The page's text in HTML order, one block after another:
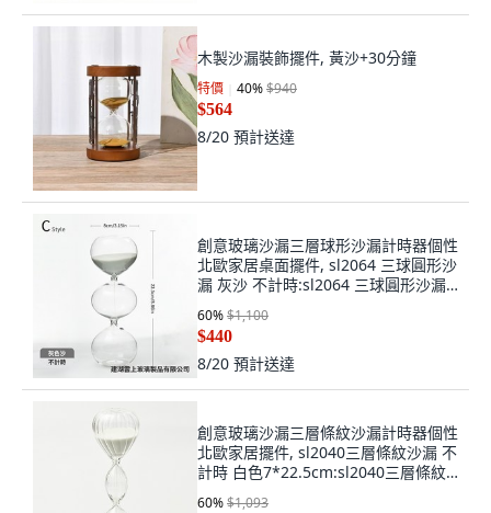
木製沙漏裝飾擺件, 黃沙+30分鐘
特價 40%$940
$564
8/20 預計送達
創意玻璃沙漏三層球形沙漏計時器個性
北歐家居桌面擺件, sl2064 三球圓形沙
漏 灰沙 不計時:sl2064 三球圓形沙漏
灰沙 不計時
60%$1,100
$440
8/20 預計送達
創意玻璃沙漏三層條紋沙漏計時器個性
北歐家居擺件, sl2040三層條紋沙漏 不
計時 白色7*22.5cm:sl2040三層條紋
沙漏 不計時 白色7*22.5cm
60%$1,093